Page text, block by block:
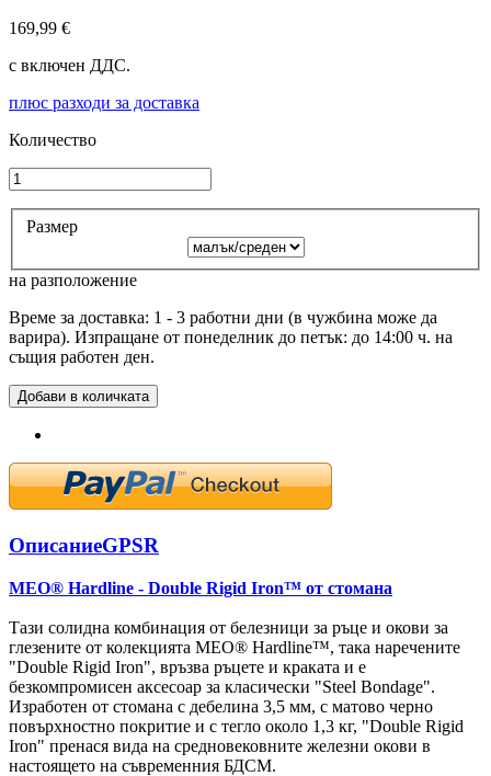
169,99 €
с включен ДДС.
плюс разходи за доставка
Количество
Размер
на разположение
Време за доставка: 1 - 3 работни дни (в чужбина може да
варира). Изпращане от понеделник до петък: до 14:00 ч. на
същия работен ден.
Добави в количката
ОписаниеGPSR
MEO® Hardline - Double Rigid Iron™ от стомана
Тази солидна комбинация от белезници за ръце и окови за
глезените от колекцията MEO® Hardline™, така наречените
"Double Rigid Iron", връзва ръцете и краката и е
безкомпромисен аксесоар за класически "Steel Bondage".
Изработен от стомана с дебелина 3,5 мм, с матово черно
повърхностно покритие и с тегло около 1,3 кг, "Double Rigid
Iron" пренася вида на средновековните железни окови в
настоящето на съвременния БДСМ.